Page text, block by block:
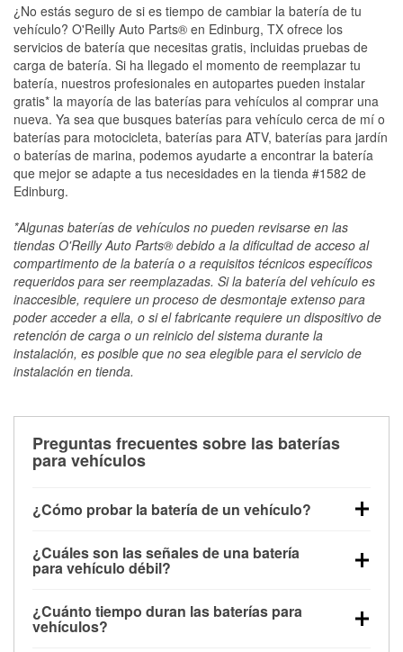
¿No estás seguro de si es tiempo de cambiar la batería de tu
vehículo? O'Reilly Auto Parts® en Edinburg, TX ofrece los
servicios de batería que necesitas gratis, incluidas pruebas de
carga de batería. Si ha llegado el momento de reemplazar tu
batería, nuestros profesionales en autopartes pueden instalar
gratis* la mayoría de las baterías para vehículos al comprar una
nueva. Ya sea que busques baterías para vehículo cerca de mí o
baterías para motocicleta, baterías para ATV, baterías para jardín
o baterías de marina, podemos ayudarte a encontrar la batería
que mejor se adapte a tus necesidades en la tienda #1582 de
Edinburg.
*Algunas baterías de vehículos no pueden revisarse en las
tiendas O'Reilly Auto Parts® debido a la dificultad de acceso al
compartimento de la batería o a requisitos técnicos específicos
requeridos para ser reemplazadas. Si la batería del vehículo es
inaccesible, requiere un proceso de desmontaje extenso para
poder acceder a ella, o si el fabricante requiere un dispositivo de
retención de carga o un reinicio del sistema durante la
instalación, es posible que no sea elegible para el servicio de
instalación en tienda.
Preguntas frecuentes sobre las baterías
para vehículos
¿Cómo probar la batería de un vehículo?
maneras. El método más rápido es utilizar un
multímetro: con el vehículo apagado, conecta los
voltaje: una batería en buen estado y totalmente
cargada debería indicar unos 12.6 voltios. Es
¿Cuáles son las señales de una batería
para vehículo débil?
advertencia. Un arranque lento del motor, faros
tenues, chasquidos al girar la llave o luces de
¿Cuánto tiempo duran las baterías para
vehículos?